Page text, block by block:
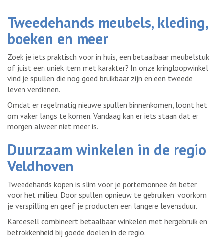
Tweedehands meubels, kleding,
boeken en meer
Zoek je iets praktisch voor in huis, een betaalbaar meubelstuk
of juist een uniek item met karakter? In onze kringloopwinkel
vind je spullen die nog goed bruikbaar zijn en een tweede
leven verdienen.
Omdat er regelmatig nieuwe spullen binnenkomen, loont het
om vaker langs te komen. Vandaag kan er iets staan dat er
morgen alweer niet meer is.
Duurzaam winkelen in de regio
Veldhoven
Tweedehands kopen is slim voor je portemonnee én beter
voor het milieu. Door spullen opnieuw te gebruiken, voorkom
je verspilling en geef je producten een langere levensduur.
Karoesell combineert betaalbaar winkelen met hergebruik en
betrokkenheid bij goede doelen in de regio.